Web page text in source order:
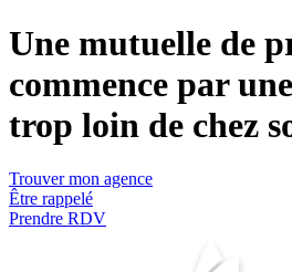
Une mutuelle de
commence par
trop loin de chez
Trouver mon agence
Être rappelé
Prendre RDV